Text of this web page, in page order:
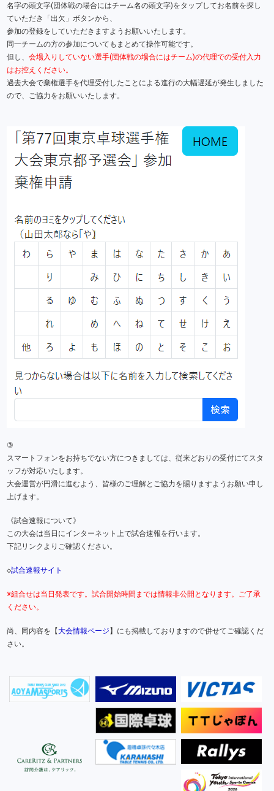
名字の頭文字(団体戦の場合にはチーム名の頭文字)をタップしてお名前を探し
ていただき「出欠」ボタンから、
参加の登録をしていただきますようお願いいたします。
同一チームの方の参加についてもまとめて操作可能です。
但し、会場入りしていない選手(団体戦の場合にはチーム)の代理での受付入力
はお控えください。
過去大会で棄権選手を代理受付したことによる進行の大幅遅延が発生しました
ので、ご協力をお願いいたします。
③
スマートフォンをお持ちでない方につきましては、従来どおりの受付にてスタ
ッフが対応いたします。
大会運営が円滑に進むよう、皆様のご理解とご協力を賜りますようお願い申し
上げます。
《試合速報について》
この大会は当日にインターネット上で試合速報を行います。
下記リンクよりご確認ください。
◇試合速報サイト
※組合せは当日発表です。試合開始時間までは情報非公開となります。ご了承
ください。
尚、同内容を【大会情報ページ】にも掲載しておりますので併せてご確認くだ
さい。